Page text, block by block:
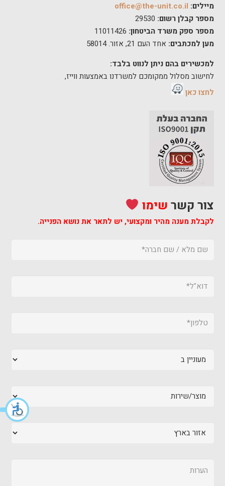
מיילים:
מספר קבלן רשום:
מספר ספק משרד הביטחון:
מען למכתבים: אחד העם 21, אזור. 58014
למכשירים בהם ניתן לנווט בלבד:
לחישוב מסלול ממקומכם למשרדנו באמצעות ווייז,
לחצו כאן
צור קשר שימו
לקבלת מענה מהיר ומקצועי,יש לתאר את נושא הפנייה.